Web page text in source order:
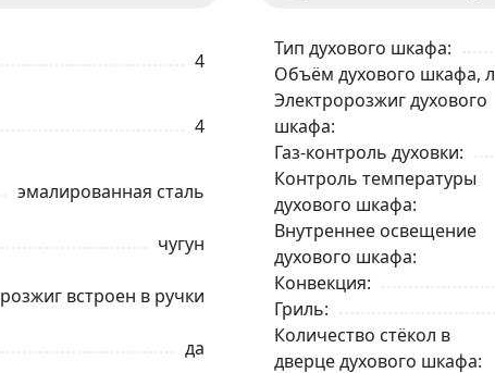
4
4
эмалированная сталь
чугун
розжиг встроен в ручки
да
Тип духового шкафа
Объём духового шкафа, л
Электророзжиг духового
шкафа
Газ-контроль духовки
Контроль температуры
духового шкафа
Внутреннее освещение
духового шкафа
Конвекция
Гриль
Количество стёкол в
дверце духового шкафа
ЗАКАЗАТЬ В 1 КЛИК
Ваше имя
Телефон
Я даю согласие на обработку моих персональных данных в соответствии
ОТПРАВИТЬ ЗАЯВКУ